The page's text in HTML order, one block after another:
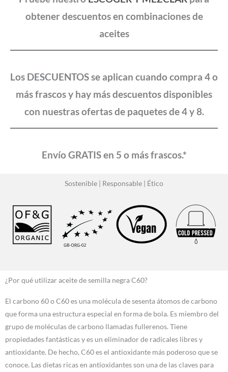
obtener descuentos en combinaciones de
aceites
Los DESCUENTOS se aplican cuando compra 4 o
más frascos y hay más descuentos disponibles
con nuestras ofertas de paquetes de 4 y 8.
Envío GRATIS en 5 o más frascos.*
Sostenible | Responsable | Ético
¿Por qué utilizar aceite de semilla negra C60?
El carbono 60 o C60 es una molécula de sesenta átomos de carbono
que forma una estructura especial en forma de bola. Es miembro del
grupo de moléculas de carbono llamadas fullerenos. Tiene
propiedades fantásticas y es un eliminador de radicales libres y
antioxidante. De hecho, C60 es el antioxidante más poderoso que se
conoce. Las dietas ricas en antioxidantes son una de las claves para